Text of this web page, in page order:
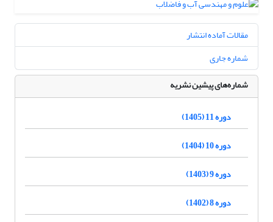
مقالات آماده انتشار
شماره جاری
شماره‌های پیشین نشریه
دوره 11 (1405)
دوره 10 (1404)
دوره 9 (1403)
دوره 8 (1402)